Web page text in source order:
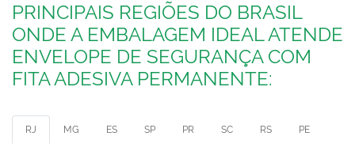
PRINCIPAIS REGIÕES DO BRASIL
ONDE A EMBALAGEM IDEAL ATENDE
ENVELOPE DE SEGURANÇA COM
FITA ADESIVA PERMANENTE:
RJ MG ES SP PR SC RS PE